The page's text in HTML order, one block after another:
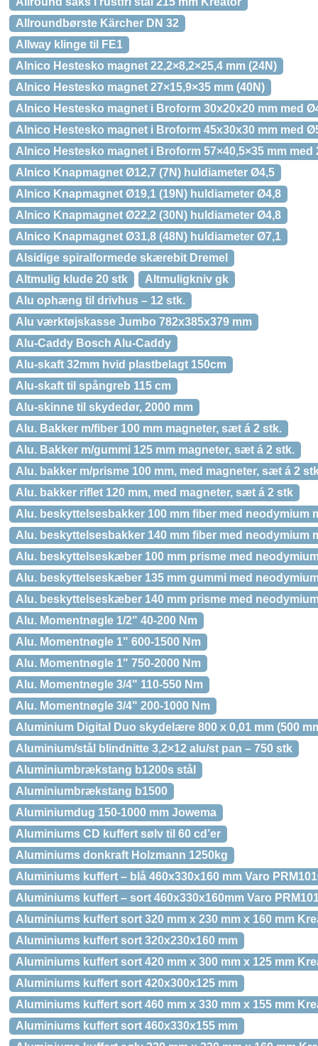
Allroundbørste Kärcher DN 32
Allway klinge til FE1
Alnico Hestesko magnet 22,2×8,2×25,4 mm (24N)
Alnico Hestesko magnet 27×15,9×35 mm (40N)
Alnico Hestesko magnet i Broform 30x20x20 mm med
Alnico Hestesko magnet i Broform 45x30x30 mm med
Alnico Hestesko magnet i Broform 57×40,5×35 mm med
Alnico Knapmagnet Ø12,7 (7N) huldiameter Ø4,5
Alnico Knapmagnet Ø19,1 (19N) huldiameter Ø4,8
Alnico Knapmagnet Ø22,2 (30N) huldiameter Ø4,8
Alnico Knapmagnet Ø31,8 (48N) huldiameter Ø7,1
Alsidige spiralformede skærebit Dremel
Altmulig klude 20 stk
Altmuligkniv gk
Alu ophæng til drivhus – 12 stk.
Alu værktøjskasse Jumbo 782x385x379 mm
Alu-Caddy Bosch Alu-Caddy
Alu-skaft 32mm hvid plastbelagt 150cm
Alu-skaft til spångreb 115 cm
Alu-skinne til skydedør, 2000 mm
Alu. Bakker m/fiber 100 mm magneter, sæt á 2 stk.
Alu. Bakker m/gummi 125 mm magneter, sæt á 2 stk.
Alu. bakker m/prisme 100 mm, med magneter, sæt á 2
Alu. bakker riflet 120 mm, med magneter, sæt á 2 stk
Alu. beskyttelsesbakker 100 mm fiber med neodymium
Alu. beskyttelsesbakker 140 mm fiber med neodymium
Alu. beskyttelseskæber 100 mm prisme med
Alu. beskyttelseskæber 135 mm gummi med
Alu. beskyttelseskæber 140 mm prisme med
Alu. Momentnøgle 1/2" 40-200 Nm
Alu. Momentnøgle 1" 600-1500 Nm
Alu. Momentnøgle 1" 750-2000 Nm
Alu. Momentnøgle 3/4" 110-550 Nm
Alu. Momentnøgle 3/4" 200-1000 Nm
Aluminium Digital Duo skydelære 800 x 0,01 mm (500
Aluminium/stål blindnitte 3,2×12 alu/st pan – 750 stk
Aluminiumbrækstang b1200s stål
Aluminiumbrækstang b1500
Aluminiumdug 150-1000 mm Jowema
Aluminiums CD kuffert sølv til 60 cd’er
Aluminiums donkraft Holzmann 1250kg
Aluminiums kuffert – blå 460x330x160 mm Varo
Aluminiums kuffert – sort 460x330x160mm Varo
Aluminiums kuffert sort 320 mm x 230 mm x 160 mm
Aluminiums kuffert sort 320x230x160 mm
Aluminiums kuffert sort 420 mm x 300 mm x 125 mm
Aluminiums kuffert sort 420x300x125 mm
Aluminiums kuffert sort 460 mm x 330 mm x 155 mm
Aluminiums kuffert sort 460x330x155 mm